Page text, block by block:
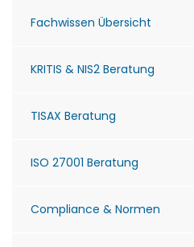
Fachwissen Übersicht
KRITIS & NIS2 Beratung
TISAX Beratung
ISO 27001 Beratung
Compliance & Normen